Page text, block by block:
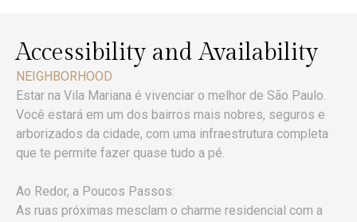
Accessibility and Availability
NEIGHBORHOOD
Estar na Vila Mariana é vivenciar o melhor de São Paulo.
Você estará em um dos bairros mais nobres, seguros e
arborizados da cidade, com uma infraestrutura completa
que te permite fazer quase tudo a pé.
Ao Redor, a Poucos Passos:
As ruas próximas mesclam o charme residencial com a